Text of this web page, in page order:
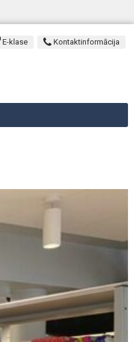
E-klase Kontaktinformācija